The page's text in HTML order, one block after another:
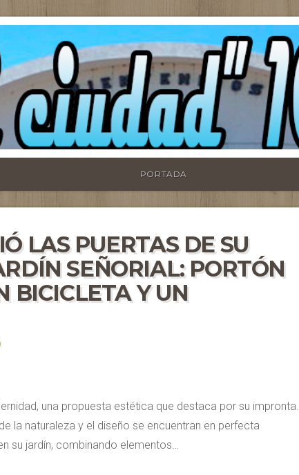
PORTADA
LAS PUERTAS DE SU
SEÑORIAL: PORTÓN
BICICLETA Y UN
una propuesta estética que destaca por su impronta.
la naturaleza y el diseño se encuentran en perfecta
su jardín, combinando elementos…